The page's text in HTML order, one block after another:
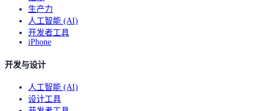
生产力
人工智能 (AI)
开发者工具
iPhone
开发与设计
人工智能 (AI)
设计工具